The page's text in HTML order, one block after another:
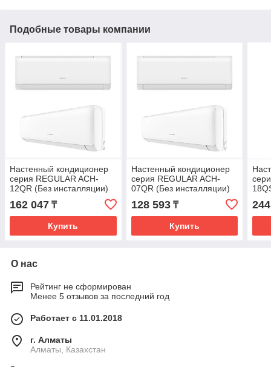
Подобные товары компании
Настенный кондиционер
серия REGULAR ACH-
12QR (Без инсталляции)
162 047 ₸
Купить
Настенный кондиционер
серия REGULAR ACH-
07QR (Без инсталляции)
128 593₸
Купить
О нас
Рейтинг не сформирован
Менее 5 отзывов за последний год
Работает с 11.01.2018
г. Алматы
Алматы, Казахстан